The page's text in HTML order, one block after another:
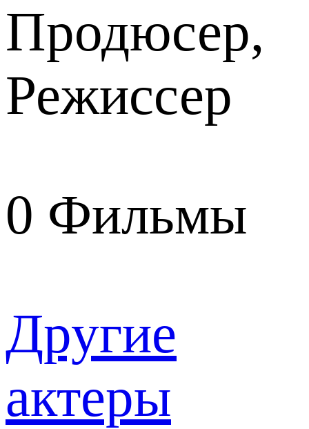
Продюсер,
Режиссер
0 Фильмы
Другие
актеры